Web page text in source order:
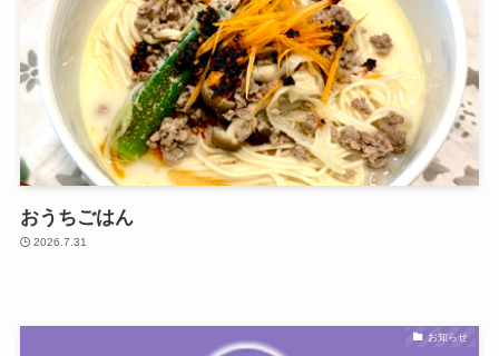
おうちごはん
2026.7.31
お知らせ